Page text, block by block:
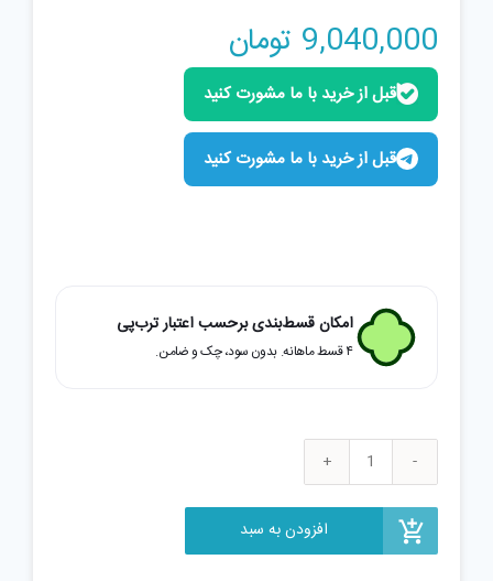
9,040,000 تومان
قبل از خرید با ما مشورت کنید
قبل از خرید با ما مشورت کنید
امکان قسط‌بندی برحسب اعتبار ترب‌پی
۴ قسط ماهانه. بدون سود، چک و ضامن.
عینک
آفتابی
مدل
افزودن به سبد